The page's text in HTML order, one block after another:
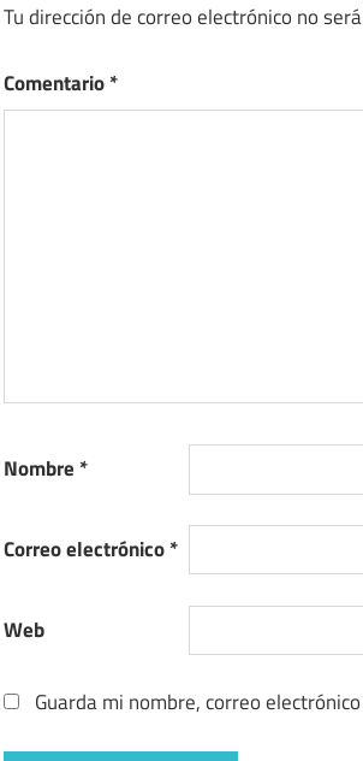
Tu dirección de correo electrónico no
Comentario*
Nombre *
Correo electrónico*
Web
Guarda mi nombre, correo